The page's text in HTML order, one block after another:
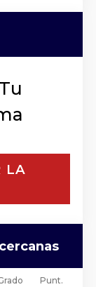
LA
Punt.